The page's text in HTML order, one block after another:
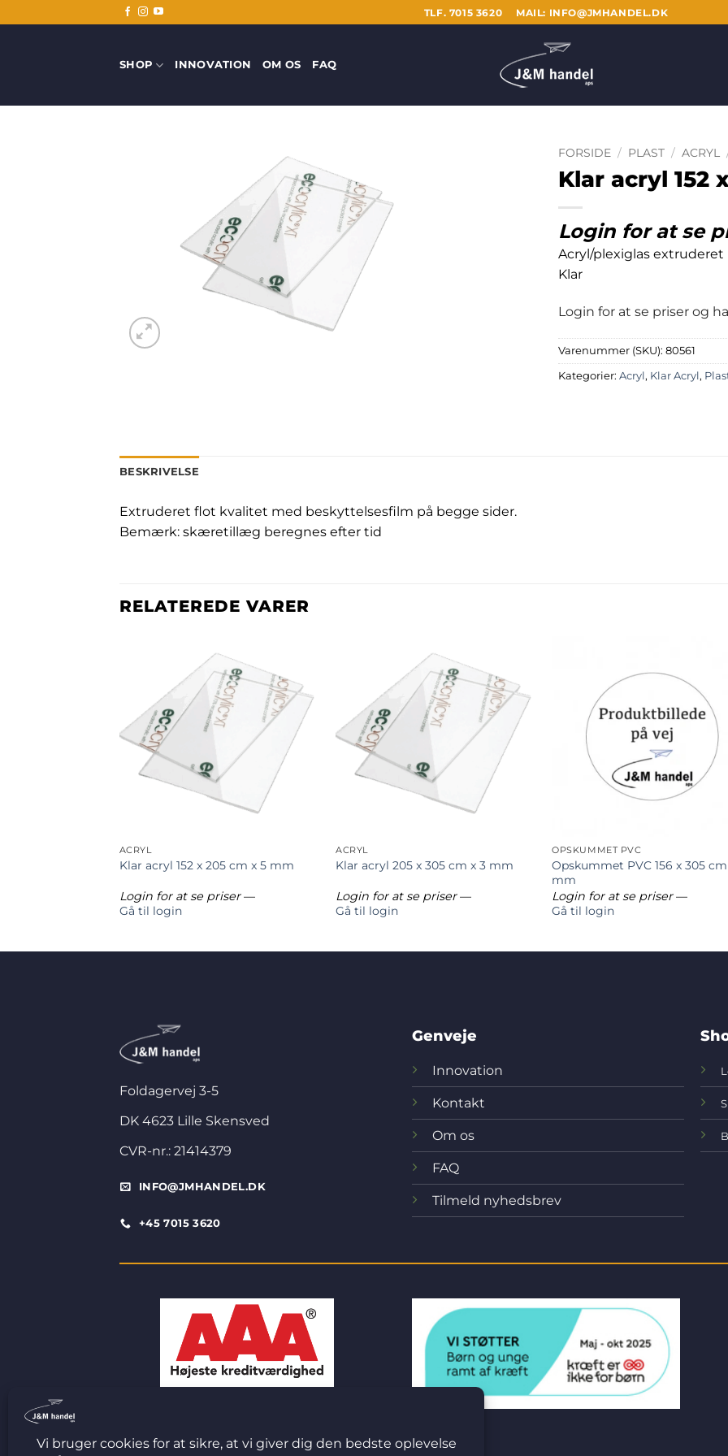
til
TLF. 7015 3620 MAIL: INFO@JMHANDEL.DK
SHOP INNOVATION OM OS FAQ
FORSIDE / PLAST / ACRYL
Klar acryl 152
Login for at se
Acryl/plexiglas extruderet
Klar
Login for at se priser og
Varenummer (SKU): 80561
Kategorier: Acryl, Klar Acryl,
BESKRIVELSE
Extruderet flot kvalitet med beskyttelsesfilm på begge sider.
Bemærk: skæretillæg beregnes efter tid
RELATEREDE VARER
ACRYL
Klar acryl 152 x 205 cm x 5 mm
Login for at se priser—
Gå til login
ACRYL
Klar acryl 205 x 305 cm x 3 mm
Login for at se priser—
Gå til login
OPSKUMMET PVC
Opskummet PVC 156 x 305
mm
Login for at se priser—
Gå til login
Foldagervej 3-5
DK 4623 Lille Skensved
CVR-nr.: 21414379
INFO@JMHANDEL.DK
+45 7015 3620
Genveje
Innovation
Kontakt
Om os
FAQ
Tilmeld nyhedsbrev